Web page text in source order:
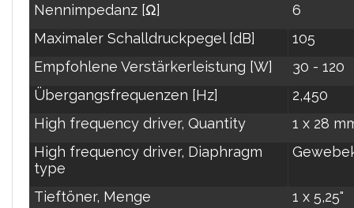
Nennimpedanz [Ω]
6
Maximaler Schalldruckpegel [dB]
105
Empfohlene Verstärkerleistung [W]
30 - 120
Übergangsfrequenzen [Hz]
2,450
High frequency driver, Quantity
1 x 28
High frequency driver, Diaphragm
type
Tieftöner, Menge
1 x 5,25"